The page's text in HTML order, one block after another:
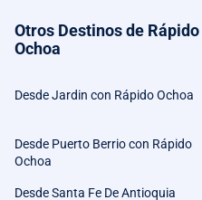
Otros Destinos de Rápido
Ochoa
Desde Jardin con Rápido Ochoa
Desde Puerto Berrio con Rápido
Ochoa
Desde Santa Fe De Antioquia